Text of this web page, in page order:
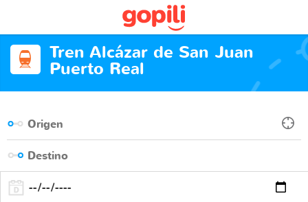
Tren Alcázar de San Juan
Puerto Real